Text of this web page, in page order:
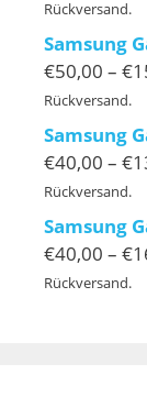
Rückversand.
Samsung
€50,00 – €
Rückversand.
Samsung
€40,00 – €
Rückversand.
Samsung
€40,00 – €
Rückversand.